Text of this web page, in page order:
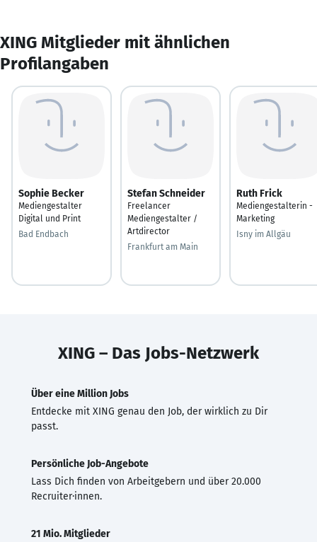
XING Mitglieder mit ähnlichen
Profilangaben
Sophie Becker
Mediengestalter
Digital und Print
Bad Endbach
Stefan Schneider
Freelancer
Mediengestalter /
Artdirector
Frankfurt am Main
Ruth Frick
Mediengestalterin -
Marketing
Isny im Allgäu
XING – Das Jobs-Netzwerk
Über eine Million Jobs
Entdecke mit XING genau den Job, der wirklich zu Dir
passt.
Persönliche Job-Angebote
Lass Dich finden von Arbeitgebern und über 20.000
Recruiter·innen.
21 Mio. Mitglieder